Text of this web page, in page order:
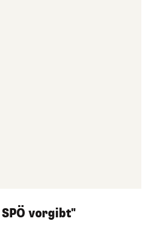
vorgibt"